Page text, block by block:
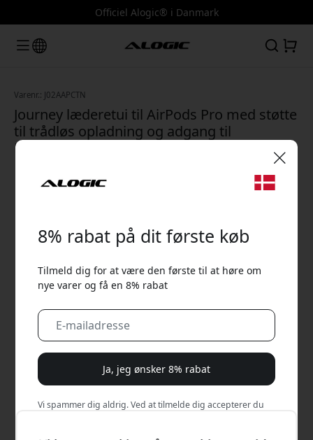
Officiel Alogic® i Danmark
Varenr.: J02AAPCTN
Journey læderetui til AirPods Pro med støtte
til trådløs opladning og adgang til
Lightning-porten - Beige farve
8% rabat på dit første køb
Tilmeld dig for at være den første til at høre om
nye varer og få en 8% rabat
Ja, jeg ønsker 8% rabat
Vi spammer dig aldrig. Ved at tilmelde dig accepterer du
🎉 Din rabatkode: